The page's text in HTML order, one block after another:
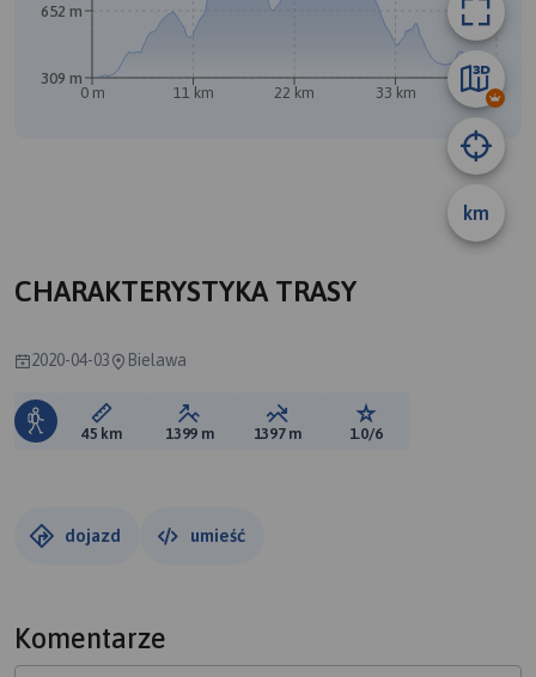
km
0 m 11 km 22 km 33 km 45 km
309 m
652 m
CHARAKTERYSTYKA TRASY
2020-04-03 Bielawa
Długość trasy:
45 km Suma przewyższeń:
1399 m Suma spadków:
1397 m Ocena trasy:
1.0/6
dojazd umieść
Komentarze